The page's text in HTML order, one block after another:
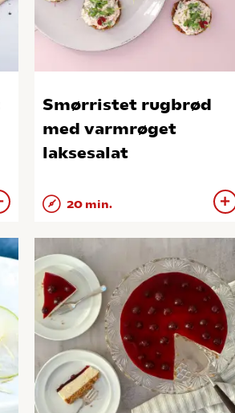
Smørristet rugbrød
med varmrøget
laksesalat
20 min.